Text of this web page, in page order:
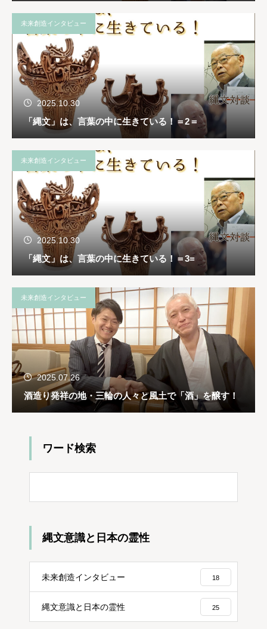
未来創造インタビュー
2025.10.30
「縄文」は、言葉の中に生きている！＝2＝
未来創造インタビュー
2025.10.30
「縄文」は、言葉の中に生きている！＝3=
未来創造インタビュー
2025.07.26
酒造り発祥の地・三輪の人々と風土で「酒」を醸す！
ワード検索
縄文意識と日本の霊性
未来創造インタビュー 18
縄文意識と日本の霊性 25